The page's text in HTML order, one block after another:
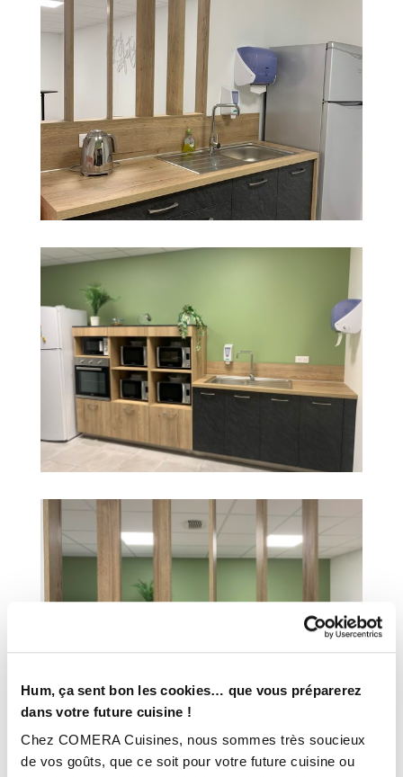
Hum, ça sent bon les cookies… que vous préparerez
dans votre future cuisine !
Chez COMERA Cuisines, nous sommes très soucieux
de vos goûts, que ce soit pour votre future cuisine ou